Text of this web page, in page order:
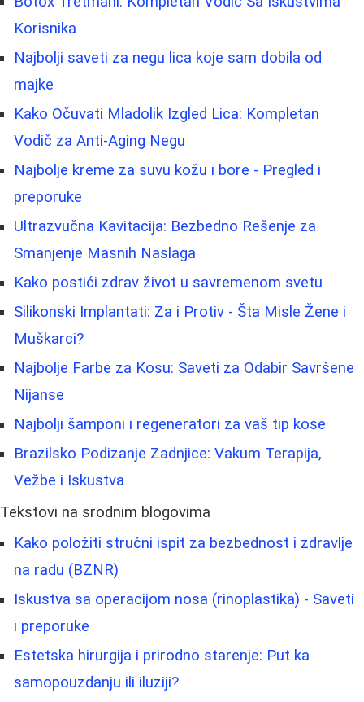
Korisnika
Najbolji saveti za negu lica koje sam dobila od
majke
Kako Očuvati Mladolik Izgled Lica: Kompletan
Vodič za Anti-Aging Negu
Najbolje kreme za suvu kožu i bore - Pregled i
preporuke
Ultrazvučna Kavitacija: Bezbedno Rešenje za
Smanjenje Masnih Naslaga
Kako postići zdrav život u savremenom svetu
Silikonski Implantati: Za i Protiv - Šta Misle Žene i
Muškarci?
Najbolje Farbe za Kosu: Saveti za Odabir Savršene
Nijanse
Najbolji šamponi i regeneratori za vaš tip kose
Brazilsko Podizanje Zadnjice: Vakum Terapija,
Vežbe i Iskustva
Tekstovi na srodnim blogovima
Kako položiti stručni ispit za bezbednost i zdravlje
na radu (BZNR)
Iskustva sa operacijom nosa (rinoplastika) - Saveti
i preporuke
Estetska hirurgija i prirodno starenje: Put ka
samopouzdanju ili iluziji?